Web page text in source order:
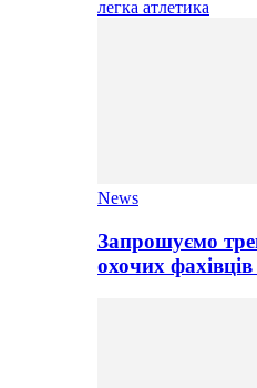
легка атлетика
News
Запрошуємо
охочих